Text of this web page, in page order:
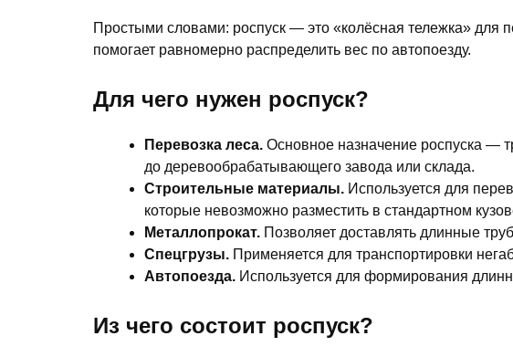
Простыми словами: роспуск — это «колёсная тележка» для
помогает равномерно распределить вес по автопоезду.
Для чего нужен роспуск?
Перевозка леса. Основное назначение роспуска —
до деревообрабатывающего завода или склада.
Строительные материалы. Используется для
которые невозможно разместить в стандартном
Металлопрокат. Позволяет доставлять длинные
Спецгрузы. Применяется для транспортировки
Автопоезда. Используется для формирования
Из чего состоит роспуск?